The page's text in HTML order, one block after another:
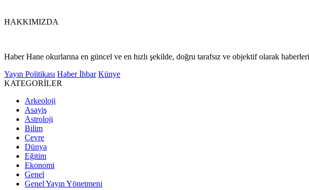
HAKKIMIZDA
Haber Hane okurlarına en güncel ve en hızlı şekilde, doğru tarafsız ve objektif olarak
Yayın Politikası Haber İhbar Künye
KATEGORİLER
Arkeoloji
Asayiş
Astroloji
Bilim
Çevre
Dünya
Eğitim
Ekonomi
Genel
Genel Yayın Yönetmeni